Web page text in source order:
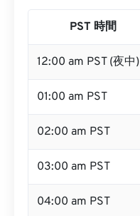
PST 時間
12:00 am PST (夜中)
01:00 am PST
02:00 am PST
03:00 am PST
04:00 am PST